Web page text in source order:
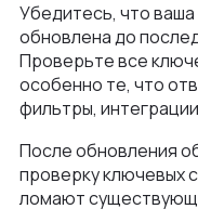
Убедитесь, что
обновлена до
Проверьте все
особенно те, что
фильтры,
После обновления
проверку ключевых
ломают